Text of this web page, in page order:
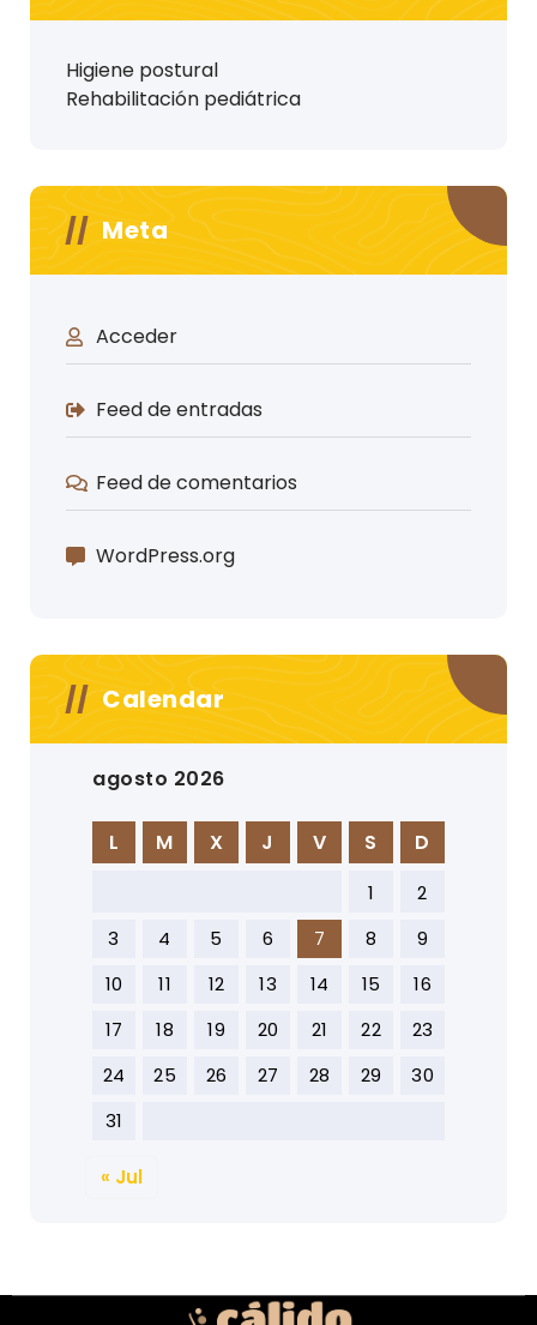
Higiene postural
Rehabilitación pediátrica
Meta
Acceder
Feed de entradas
Feed de comentarios
WordPress.org
Calendar
agosto 2026
L M X J V S D
1
2
3
4 5 6 7 8
9
10
11 12 13 14 15
16
17
18 19 20 21 22
23
24
25 26 27 28 29
30
31
« Jul